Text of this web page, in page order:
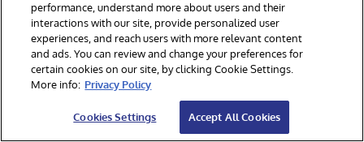
InterSystems Data
Studio avec module de
chaîne logistique :
présentation générale
performance, understand more about users and their
interactions with our site, provide personalized user
experiences, and reach users with more relevant content
and ads. You can review and change your preferences for
certain cookies on our site, by clicking Cookie Settings.
More info: Privacy Policy
Cookies Settings Accept All Cookies